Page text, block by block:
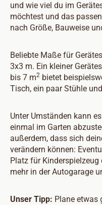
und wie viel du im
möchtest und das
nach Größe, Bauweise
Beliebte Maße für
3x3 m. Ein kleiner
bis 7 m2 bietet
Tisch, ein paar Stühle
Unter Umständen kann
einmal im Garten
außerdem, dass sich
verändern können:
Platz für
mehr in der Autogarage
Unser Tipp: Plane etwas